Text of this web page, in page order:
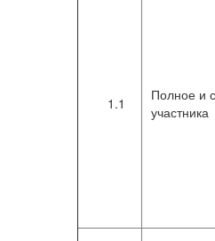
1.1
Полное и
участника